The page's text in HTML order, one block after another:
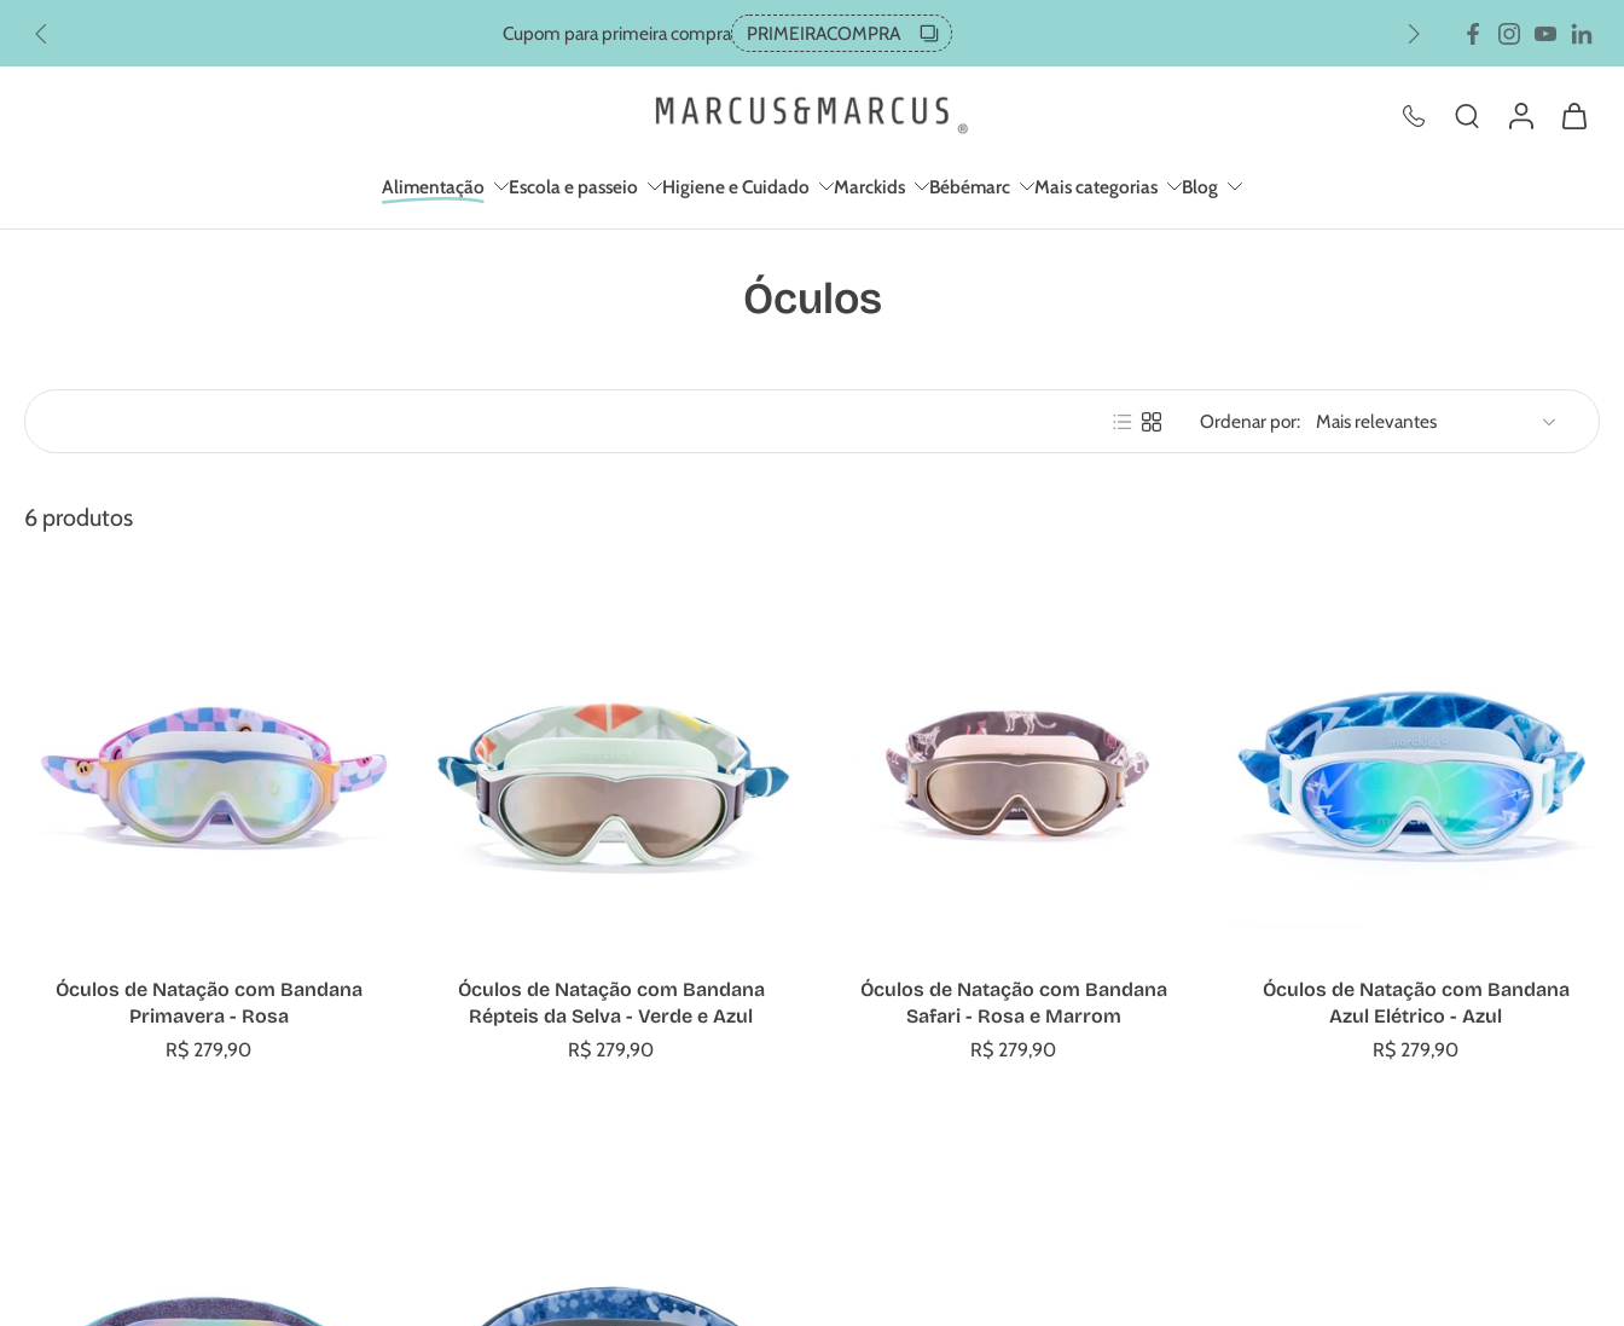
Pular
Cupom para primeira compra PRIMEIRACOMPRA
Alimentação Escola e passeio Higiene e Cuidado Marckids Bébémarc Mais categorias Blog
Óculos
Ordenar por:
6 produtos
Óculos de Natação com Bandana
Primavera - Rosa
R$ 279,90
Óculos de Natação com Bandana
Répteis da Selva - Verde e Azul
R$ 279,90
Óculos de Natação com Bandana
Safari - Rosa e Marrom
R$ 279,90
Óculos de Natação com Bandana
Azul Elétrico - Azul
R$ 279,90